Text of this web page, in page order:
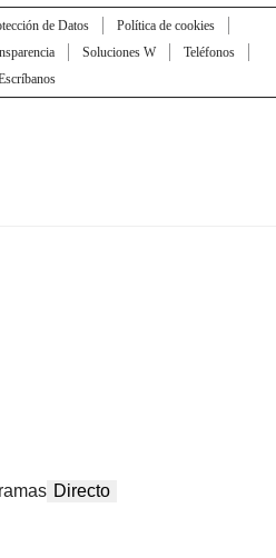
de Datos
Política de cookies
Soluciones W
Teléfonos
Directo